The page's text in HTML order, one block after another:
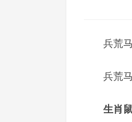
兵荒
兵荒
生肖